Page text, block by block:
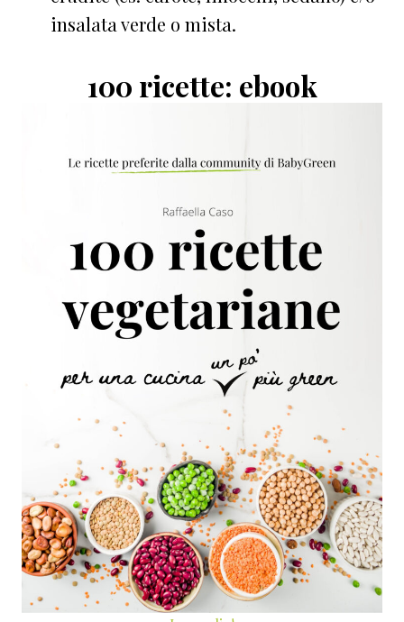
insalata verde o mista.
100 ricette: ebook